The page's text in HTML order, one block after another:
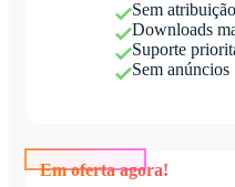
Sem
Downloads
Suporte
Sem anúncios